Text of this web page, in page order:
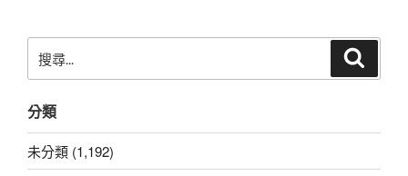
尋
鍵
字:
分類
未分類 (1,192)